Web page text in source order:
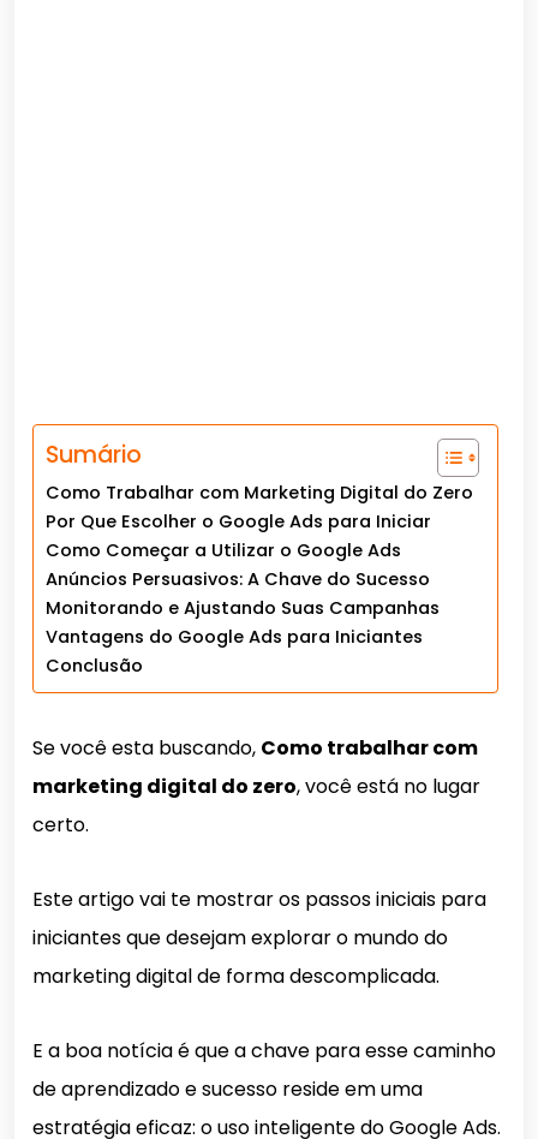
Sumário
Como Trabalhar com Marketing Digital do Zero
Por Que Escolher o Google Ads para Iniciar
Como Começar a Utilizar o Google Ads
Anúncios Persuasivos: A Chave do Sucesso
Monitorando e Ajustando Suas Campanhas
Vantagens do Google Ads para Iniciantes
Conclusão
Se você esta buscando, Como trabalhar com
marketing digital do zero, você está no lugar
certo.
Este artigo vai te mostrar os passos iniciais para
iniciantes que desejam explorar o mundo do
marketing digital de forma descomplicada.
E a boa notícia é que a chave para esse caminho
de aprendizado e sucesso reside em uma
estratégia eficaz: o uso inteligente do Google Ads.